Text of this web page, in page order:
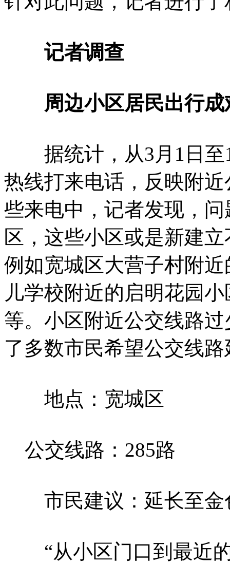
记者调查
周边小区居民出行成
据统计，从3月1日至
热线打来电话，反映附
些来电中，记者发现，
区，这些小区或是新建
例如宽城区大营子村附
儿学校附近的启明花园
等。小区附近公交线路
了多数市民希望公交线
地点：宽城区
公交线路：285路
市民建议：延长至金
“从小区门口到最近的